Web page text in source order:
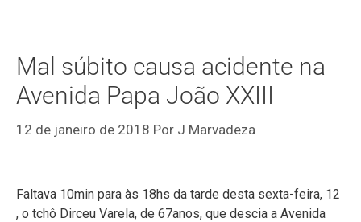
Mal súbito causa acidente na
Avenida Papa João XXIII
12 de janeiro de 2018 Por J Marvadeza
Faltava 10min para às 18hs da tarde desta sexta-feira, 12
, o tchô Dirceu Varela, de 67anos, que descia a Avenida